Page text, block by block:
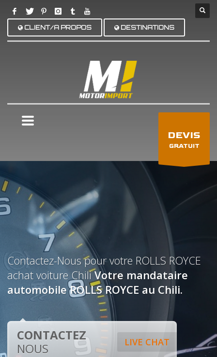
CLIENT/A PROPOS DESTINATIONS
DEVIS
GRATUIT
Contactez-Nous pour votre ROLLS ROYCE
achat voiture ChiliVotre mandataire
automobile ROLLS ROYCE au Chili.
LIVE CHAT
CONTACTEZ
NOUS